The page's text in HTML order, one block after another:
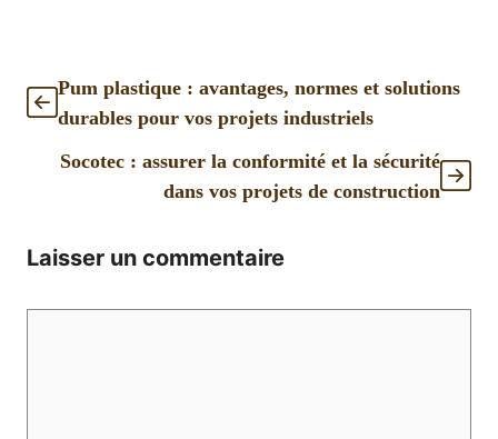
Pum plastique : avantages, normes et solutions
durables pour vos projets industriels
Socotec : assurer la conformité et la sécurité
dans vos projets de construction
Laisser un commentaire